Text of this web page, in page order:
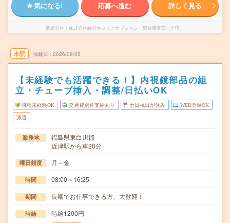
気になる! 応募へ進む 詳しく見る
派遣会社 株式会社綜合キャリアオプション 製造事業部（全国）
未読 掲載日 2026/08/05
【未経験でも活躍できる！】内視鏡部品の組
立・チューブ挿入・調整/日払いOK
職種未経験OK 交通費別途支給あり 土日祝日が休み WEB登録OK
派遣
勤務地
福島県東白川郡
近津駅から車20分
曜日頻度 月～金
時間 08:00～16:25
期間 長期でお仕事できる方、大歓迎！
時給 時給1200円